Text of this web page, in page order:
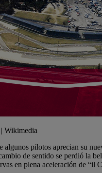
Wikimedia
algunos pilotos aprecian su
de sentido se perdió la
en plena aceleración de “il